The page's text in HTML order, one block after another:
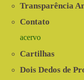
Transparência
Contato
acervo
Cartilhas
Dois Dedos de